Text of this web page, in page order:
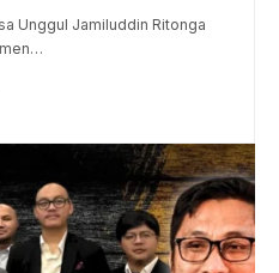
Unggul Jamiluddin Ritonga